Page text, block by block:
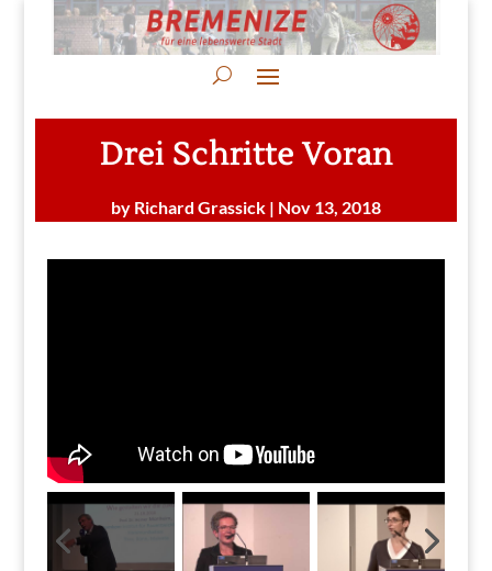
Drei Schritte Voran
by Richard Grassick | Nov 13, 2018